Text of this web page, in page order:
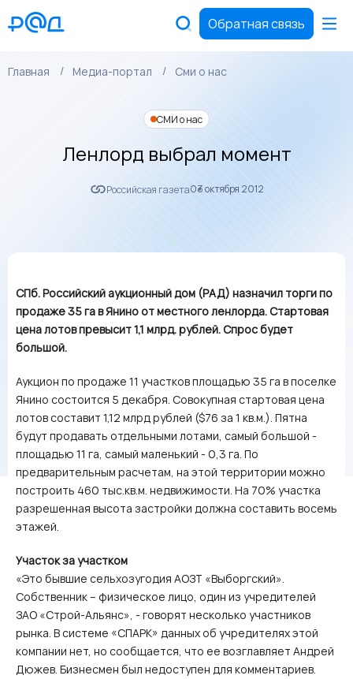
Обратная связь
Главная Медиа-портал Сми о нас
СМИ о нас
Ленлорд выбрал момент
Российская газета03 октября 2012
СПб. Российский аукционный дом (РАД) назначил торги по
продаже 35 га в Янино от местного ленлорда. Стартовая
цена лотов превысит 1,1 млрд. рублей. Спрос будет
большой.
Аукцион по продаже 11 участков площадью 35 га в поселке
Янино состоится 5 декабря. Совокупная стартовая цена
лотов составит 1,12 млрд рублей ($76 за 1 кв.м.). Пятна
будут продавать отдельными лотами, самый большой -
площадью 11 га, самый маленький - 0,3 га. По
предварительным расчетам, на этой территории можно
построить 460 тыс.кв.м. недвижимости. На 70% участка
разрешенная высота застройки должна составить восемь
этажей.
Участок за участком
«Это бывшие сельхозугодия АОЗТ «Выборгский».
Собственник – физическое лицо, один из учредителей
ЗАО «Строй-Альянс», - говорят несколько участников
рынка. В системе «СПАРК» данных об учредителях этой
компании нет, но сообщается, что ее возглавляет Андрей
Дюжев. Бизнесмен был недоступен для комментариев.